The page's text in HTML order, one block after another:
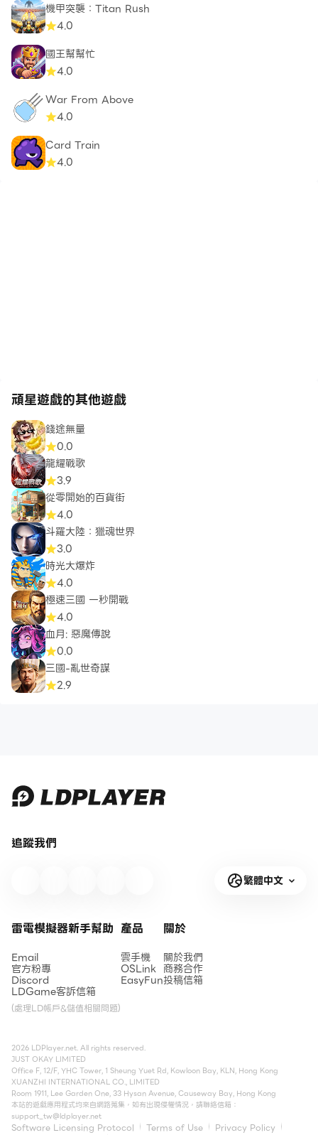
機甲突襲：Titan Rush
4.0
國王幫幫忙
4.0
War From Above
4.0
Card Train
4.0
頑星遊戲的其他遊戲
錢途無量
0.0
龍耀戰歌
3.9
從零開始的百貨街
4.0
斗羅大陸：獵魂世界
3.0
時光大爆炸
4.0
極速三國 一秒開戰
4.0
血月: 惡魔傳說
0.0
三國-亂世奇謀
2.9
追蹤我們
繁體中文
雷電模擬器新手幫助
Email
官方粉專
Discord
LDGame客訴信箱
(處理LD帳戶&儲值相關問題)
產品
雲手機
OSLink
EasyFun
關於
關於我們
商務合作
投稿信箱
2026 LDPlayer.net. All rights reserved.
JUST OKAY LIMITED
Office F, 12/F, YHC Tower, 1 Sheung Yuet Rd, Kowloon Bay, KLN, Hong Kong
XUANZHI INTERNATIONAL CO., LIMITED
Room 1911, Lee Garden One, 33 Hysan Avenue, Causeway Bay, Hong Kong
本站的遊戲應用程式均來自網路蒐集，如有出現侵權情況，請聯絡信箱：
support_tw@ldplayer.net
Software Licensing Protocol Terms of Use
Privacy Policy